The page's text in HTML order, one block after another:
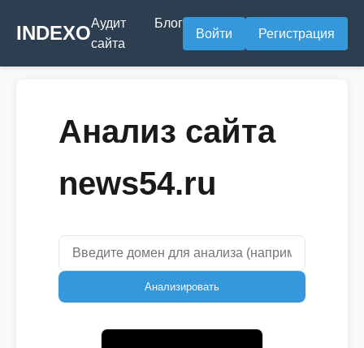
INDEXOАудит
сайта
Блог
Войти Регистрация
Анализ сайта
news54.ru
Анализировать